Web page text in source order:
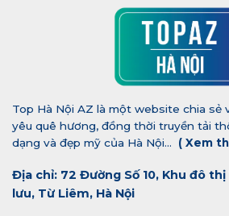
Top Hà Nội AZ là một website chia sẻ
yêu quê hương, đồng thời truyền tải
dạng và đẹp mỹ của Hà Nội... ( Xem
Địa chỉ: 72 Đường Số 10, Khu đô
lưu, Từ Liêm, Hà Nội